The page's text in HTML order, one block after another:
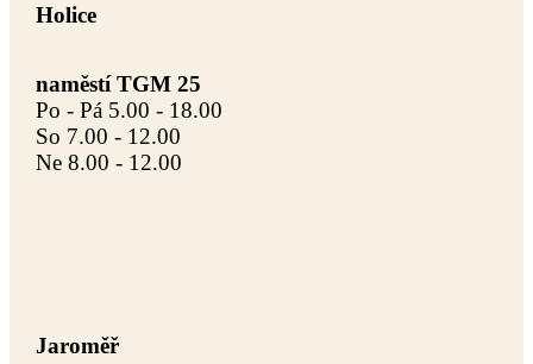
Holice
naměstí TGM 25
Po - Pá 5.00 - 18.00
So 7.00 - 12.00
Ne 8.00 - 12.00
Jaroměř